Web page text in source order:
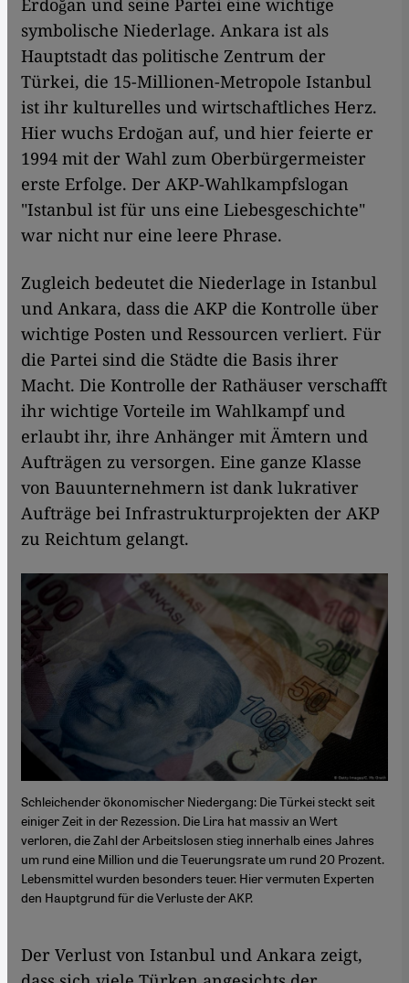
Erdoğan und seine Partei eine wichtige
symbolische Niederlage. Ankara ist als
Hauptstadt das politische Zentrum der
Türkei, die 15-Millionen-Metropole Istanbul
ist ihr kulturelles und wirtschaftliches Herz.
Hier wuchs Erdoğan auf, und hier feierte er
1994 mit der Wahl zum Oberbürgermeister
erste Erfolge. Der AKP-Wahlkampfslogan
"Istanbul ist für uns eine Liebesgeschichte"
war nicht nur eine leere Phrase.
Zugleich bedeutet die Niederlage in Istanbul
und Ankara, dass die AKP die Kontrolle über
wichtige Posten und Ressourcen verliert. Für
die Partei sind die Städte die Basis ihrer
Macht. Die Kontrolle der Rathäuser verschafft
ihr wichtige Vorteile im Wahlkampf und
erlaubt ihr, ihre Anhänger mit Ämtern und
Aufträgen zu versorgen. Eine ganze Klasse
von Bauunternehmern ist dank lukrativer
Aufträge bei Infrastrukturprojekten der AKP
zu Reichtum gelangt.
Schleichender ökonomischer Niedergang: Die Türkei steckt seit
einiger Zeit in der Rezession. Die Lira hat massiv an Wert
verloren, die Zahl der Arbeitslosen stieg innerhalb eines Jahres
um rund eine Million und die Teuerungsrate um rund 20 Prozent.
Lebensmittel wurden besonders teuer. Hier vermuten Experten
den Hauptgrund für die Verluste der AKP.
Der Verlust von Istanbul und Ankara zeigt,